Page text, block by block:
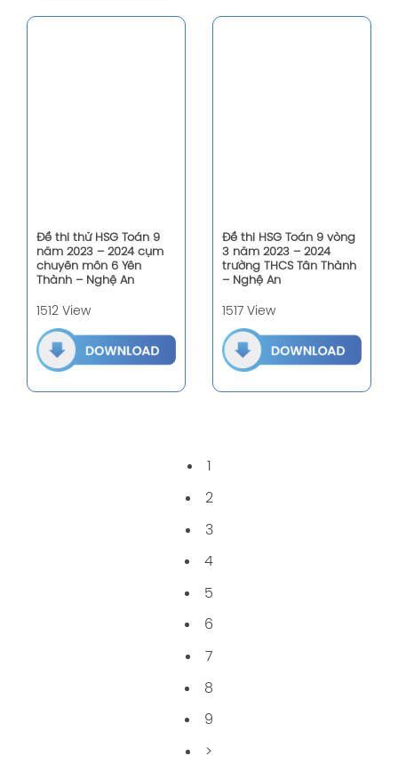
Đề thi thử HSG Toán 9
năm 2023 – 2024 cụm
chuyên môn 6 Yên
Thành – Nghệ An
1512 View
Đề thi HSG Toán 9 vòng
3 năm 2023 – 2024
trường THCS Tân Thành
– Nghệ An
1517 View
1
2
3
4
5
6
7
8
9
>